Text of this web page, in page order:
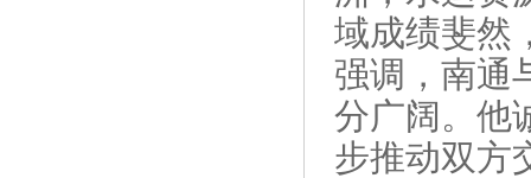
域成绩斐然
强调，南通
分广阔。他
步推动双方